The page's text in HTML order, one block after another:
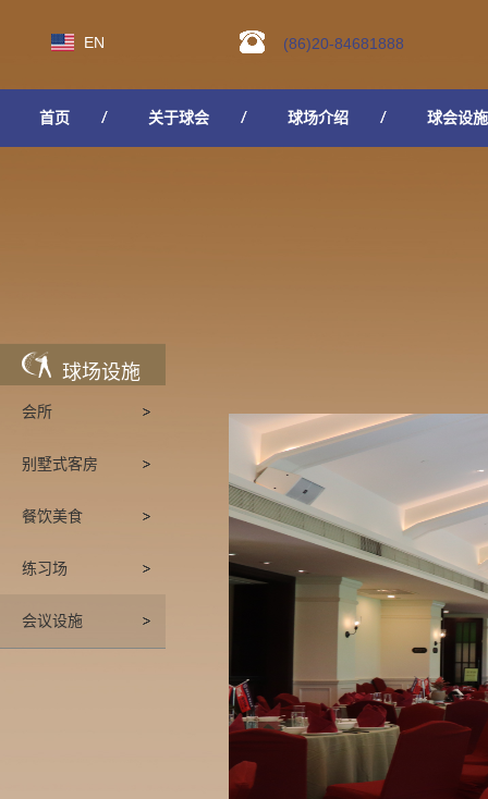
(86)20-84681888
EN
首页 关于球会 球场介绍 球会设施
球场设施
会所
别墅式客房
餐饮美食
练习场
会议设施